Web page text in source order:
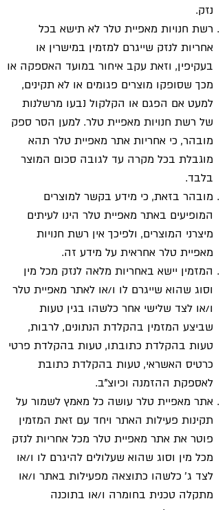
נזק.
רשת חנויות מאפיית טלר לא תישא בכל
אחריות לנזק שייגרם למזמין במישרין או
בעקיפין, וזאת עקב איחור במועד האספקה או
מכך שסופקו מוצרים פגומים או לא תקינים,
למעט אם הפגם או הקלקול נבעו מרשלנות
של רשת חנויות מאפיית טלר. למען הסר ספק
מובהר, כי אחריות אתר מאפיית טלר תהא
מוגבלת בכל מקרה עד לגובה סכום המוצר
בלבד.
מובהר בזאת, כי מידע בקשר למוצרים
המופיעים באתר מאפיית טלר הינו לעיתים
מיצרני המוצרים, ולפיכך אין רשת חנויות
מאפיית טלר אחראית על מידע זה.
המזמין יישא באחריות מלאה לנזק מכל מין
וסוג שהוא שייגרם לו ו/או לאתר מאפיית טלר
ו/או לצד שלישי אחר כלשהו בגין טעות
שביצע המזמין בהקלדת הנתונים, לרבות,
טעות בהקלדת כתובתו, טעות בהקלדת פרטי
כרטיס האשראי, טעות בהקלדת כתובת
לאספקת ההזמנה וכיוצ"ב.
אתר מאפיית טלר עושה כל מאמץ לשמור על
תקינות פעילות האתר ויחד עם זאת המזמין
פוטר את אתר מאפיית טלר מכל אחריות לנזק
מכל מין וסוג שהוא שעלולים להיגרם לו ו/או
לצד ג' כלשהו כתוצאה מפעילות באתר ו/או
מתקלה טכנית בחומרה ו/או בתוכנה